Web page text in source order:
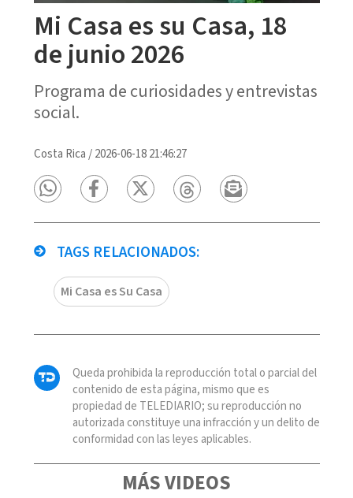
Mi Casa es su Casa, 18
de junio 2026
Programa de curiosidades y entrevistas
social.
Costa Rica /2026-06-18 21:46:27
TAGS RELACIONADOS:
Mi Casa es Su Casa
Queda prohibida la reproducción total o parcial del
contenido de esta página, mismo que es
propiedad de TELEDIARIO; su reproducción no
autorizada constituye una infracción y un delito de
conformidad con las leyes aplicables.
MÁS VIDEOS